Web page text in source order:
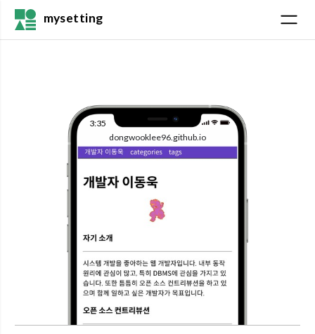
mysetting
3:35
dongwooklee96.github.io